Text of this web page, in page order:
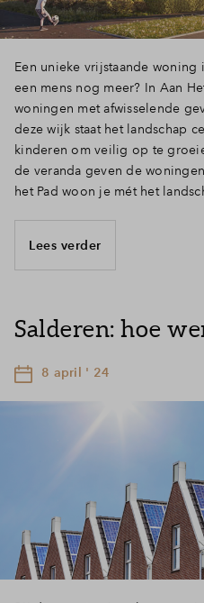
Een unieke vrijstaande
een mens nog meer? In Aan
woningen met afwisselende
deze wijk staat het landschap
kinderen om veilig op te
de veranda geven de
het Pad woon je mét het
Lees verder
Salderen: hoe
8 april ' 24